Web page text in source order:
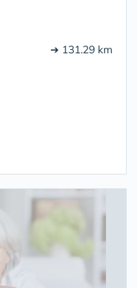
➔ 131.29 km